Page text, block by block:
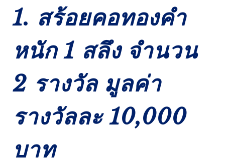
1. สร้อยคอทองคำ
หนัก 1 สลึง จำนวน
2 รางวัล มูลค่า
รางวัลละ 10,000
บาท